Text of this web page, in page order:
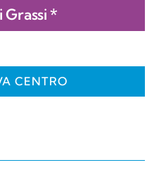
Grassi *
CENTRO